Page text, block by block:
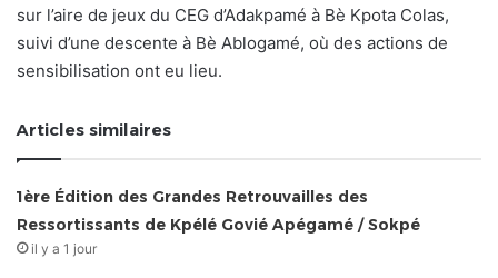
sur l’aire de jeux du CEG d’Adakpamé à Bè Kpota Colas,
suivi d’une descente à Bè Ablogamé, où des actions de
sensibilisation ont eu lieu.
Articles similaires
1ère Édition des Grandes Retrouvailles des
Ressortissants de Kpélé Govié Apégamé / Sokpé
il y a 1 jour